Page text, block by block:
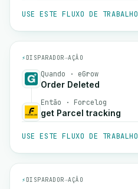
USE ESTE FLUXO DE TRABALHO
⚡ DISPARADOR→AÇÃO
Quando · eGrow
Order Deleted
Então · Forcelog
get Parcel tracking
USE ESTE FLUXO DE TRABALHO
⚡ DISPARADOR→AÇÃO